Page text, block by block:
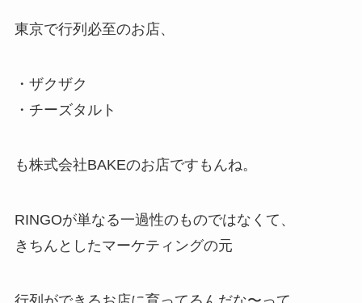
東京で行列必至のお店、
・ザクザク
・チーズタルト
も株式会社BAKEのお店ですもんね。
RINGOが単なる一過性のものではなくて、
きちんとしたマーケティングの元